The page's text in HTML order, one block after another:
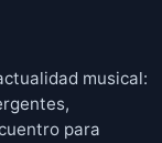
musical:
para